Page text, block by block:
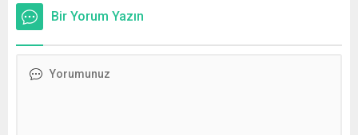
üzerine çıkarak yaz değerlerine ulaşacak. Ayrıca...
Bir Yorum Yazın